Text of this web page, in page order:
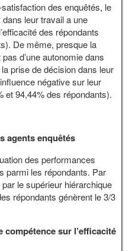
des enquêtés, le
dans leur travail a une
des répondants
De même, presque la
d’une autonomie dans
prise de décision dans leur
négative sur leur
et 94,44% des répondants).
agents enquêtés
des performances
parmi les répondants. Par
le supérieur hiérarchique
répondants génèrent le 3/3
compétence sur l’efficacité